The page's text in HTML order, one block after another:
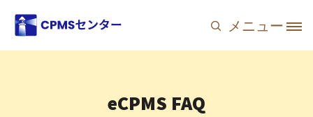
Site Logo メニュー
eCPMS FAQ